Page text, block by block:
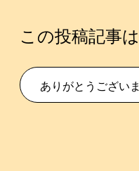
この投稿記事
ありがとうござい